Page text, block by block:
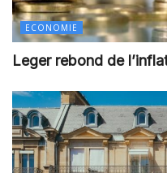
ECONOMIE
Leger rebond de